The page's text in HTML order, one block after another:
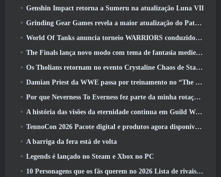
Genshin Impact retorna a Sumeru na atualização Luna VII
Grinding Gear Games revela a maior atualização do Path Of Exile II até agora, Retorno dos Antigos
World Of Tanks anuncia torneio WARRIORS conduzido pela comunidade
The Finals lança novo modo com tema de fantasia medieval ‘Dragon’s Claim’
Os Tholians retornam no evento Crystaline Chaos de Star Trek Online
Damian Priest da WWE passa por treinamento no “The Loot Camp” no trailer de ação ao vivo do Burst Fest da Delta Force
Por que Neverness To Everness fez parte da minha rotação, Por agora
A história das visões da eternidade continua em Guild Wars 2 Próxima semana
TennoCon 2026 Pacote digital e produtos agora disponíveis para compra
A barriga da fera está de volta
Legends é lançado no Steam e Xbox no PC
10 Personagens que os fãs querem no 2026 Lista de rivais da Marvel com maior probabilidade e qual a probabilidade de eles acontecerem